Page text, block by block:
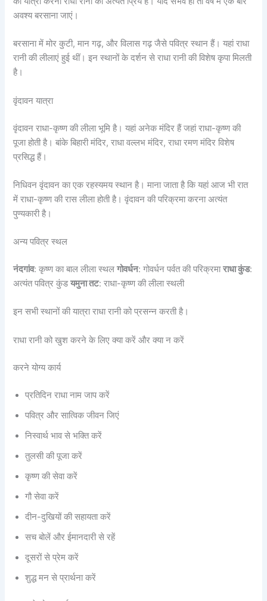
अवश्य बरसाना जाएं।
बरसाना में मोर कुटी, मान गढ़, और विलास गढ़ जैसे पवित्र स्थान हैं। यहां राधा
रानी की लीलाएं हुई थीं। इन स्थानों के दर्शन से राधा रानी की विशेष कृपा मिलती
है।
वृंदावन यात्रा
वृंदावन राधा-कृष्ण की लीला भूमि है। यहां अनेक मंदिर हैं जहां राधा-कृष्ण की
पूजा होती है। बांके बिहारी मंदिर, राधा वल्लभ मंदिर, राधा रमण मंदिर विशेष
प्रसिद्ध हैं।
निधिवन वृंदावन का एक रहस्यमय स्थान है। माना जाता है कि यहां आज भी रात
में राधा-कृष्ण की रास लीला होती है। वृंदावन की परिक्रमा करना अत्यंत
पुण्यकारी है।
अन्य पवित्र स्थल
नंदगांव: कृष्ण का बाल लीला स्थलगोवर्धन: गोवर्धन पर्वत की परिक्रमाराधा कुंड:
अत्यंत पवित्र कुंडयमुना तट: राधा-कृष्ण की लीला स्थली
इन सभी स्थानों की यात्रा राधा रानी को प्रसन्न करती है।
राधा रानी को खुश करने के लिए क्या करें और क्या न करें
करने योग्य कार्य
प्रतिदिन राधा नाम जाप करें
पवित्र और सात्विक जीवन जिएं
निस्वार्थ भाव से भक्ति करें
तुलसी की पूजा करें
कृष्ण की सेवा करें
गौ सेवा करें
दीन-दुखियों की सहायता करें
सच बोलें और ईमानदारी से रहें
दूसरों से प्रेम करें
शुद्ध मन से प्रार्थना करें